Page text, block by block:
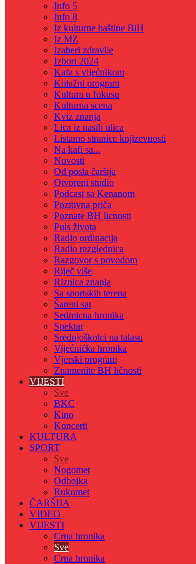
Info 5
Info 8
Iz kulturne baštine BiH
Iz MZ
Izaberi zdravlje
Izbori 2024
Kafa s vijećnikom
Kolažni program
Kultura u fokusu
Kulturna scena
Kviz znanja
Lica iz nasih ulica
Listamo stranice knjizevnosti
Na kafi sa...
Novosti
Od posla čaršija
Otvoreni studio
Podcast sa Kenanom
Pozitivna priča
Poznate BH licnosti
Puls života
Radio ordinacija
Radio razglednica
Razgovor s povodom
Riječ više
Riznica znanja
Sa sportskih terena
Šareni sat
Sedmicna hronika
Spektar
Srednjoškolci na talasu
Vijećnićka hronika
Vjerski program
Znamenite BH ličnosti
VIJESTI
Sve
BKC
Kino
Koncerti
KULTURA
SPORT
Sve
Nogomet
Odbojka
Rukomet
ČARŠIJA
VIDEO
VIJESTI
Crna hronika
Sve
Crna hronika